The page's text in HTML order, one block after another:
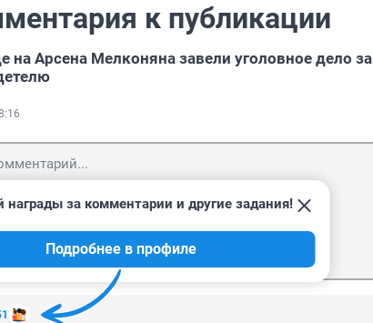
к публикации
на Арсена Мелконяна завели уголовное дело за
награды за комментарии и другие задания!
Подробнее в профиле